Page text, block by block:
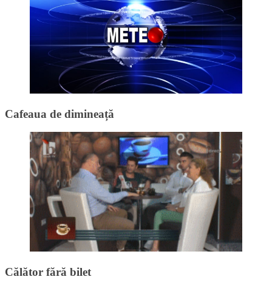
Cafeaua de dimineață
Călător fără bilet